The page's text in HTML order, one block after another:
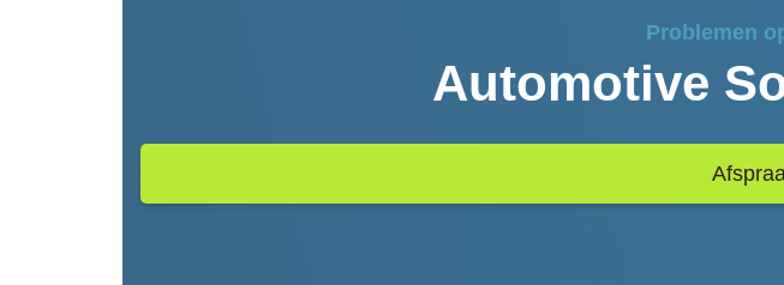
Problemen
Automotive